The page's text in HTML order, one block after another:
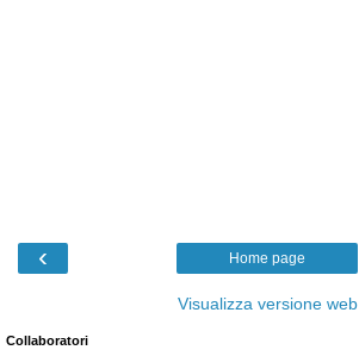
‹ Home page
Visualizza versione web
Collaboratori